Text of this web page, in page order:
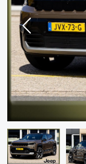
Previous